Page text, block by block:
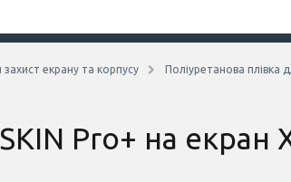
екрану та корпусу Поліуретанова плівка
Pro+ на